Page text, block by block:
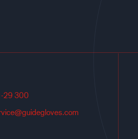
29 300